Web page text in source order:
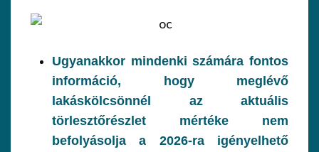
Ugyanakkor mindenki számára fontos
információ, hogy meglévő
lakáskölcsönnél az aktuális
törlesztőrészlet mértéke nem
befolyásolja a 2026-ra igényelhető